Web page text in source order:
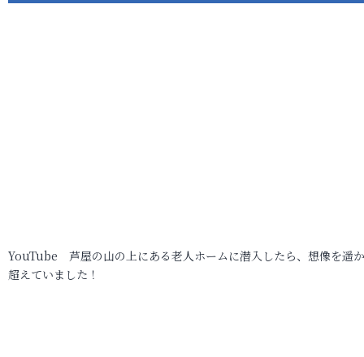
YouTube 芦屋の山の上にある老人ホームに潜入したら、想像を遥
超えていました！